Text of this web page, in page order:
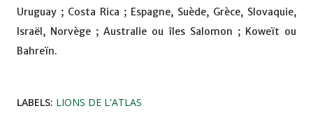
Uruguay ; Costa Rica ; Espagne, Suède, Grèce, Slovaquie,
Israël, Norvège ; Australie ou îles Salomon ; Koweït ou
Bahreïn.
LABELS: LIONS DE L'ATLAS